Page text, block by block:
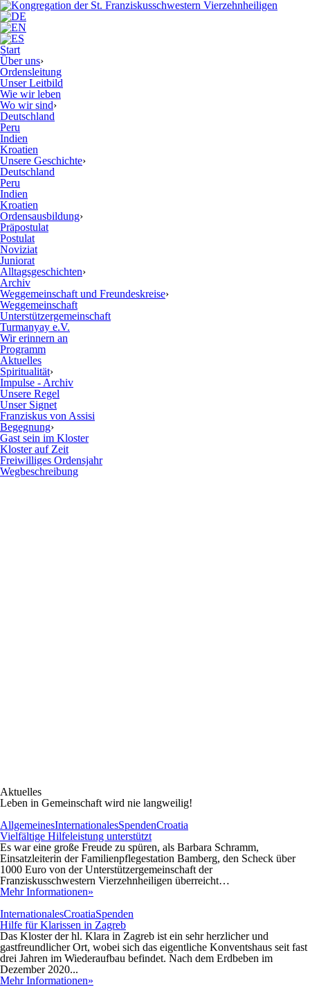
Start
Über uns›
Ordensleitung
Unser Leitbild
Wie wir leben
Wo wir sind›
Deutschland
Peru
Indien
Kroatien
Unsere Geschichte›
Deutschland
Peru
Indien
Kroatien
Ordensausbildung›
Präpostulat
Postulat
Noviziat
Juniorat
Alltagsgeschichten›
Archiv
Weggemeinschaft und Freundeskreise›
Weggemeinschaft
Unterstützergemeinschaft
Turmanyay e.V.
Wir erinnern an
Programm
Aktuelles
Spiritualität›
Impulse - Archiv
Unsere Regel
Unser Signet
Franziskus von Assisi
Begegnung›
Gast sein im Kloster
Kloster auf Zeit
Freiwilliges Ordensjahr
Wegbeschreibung
Aktuelles
Leben in Gemeinschaft wird nie langweilig!
AllgemeinesInternationalesSpendenCroatia
Vielfältige Hilfeleistung unterstützt
Es war eine große Freude zu spüren, als Barbara Schramm,
Einsatzleiterin der Familienpflegestation Bamberg, den Scheck über
1000 Euro von der Unterstützergemeinschaft der
Franziskusschwestern Vierzehnheiligen überreicht…
Mehr Informationen»
InternationalesCroatiaSpenden
Hilfe für Klarissen in Zagreb
Das Kloster der hl. Klara in Zagreb ist ein sehr herzlicher und
gastfreundlicher Ort, wobei sich das eigentliche Konventshaus seit fast
drei Jahren im Wiederaufbau befindet. Nach dem Erdbeben im
Dezember 2020...
Mehr Informationen»